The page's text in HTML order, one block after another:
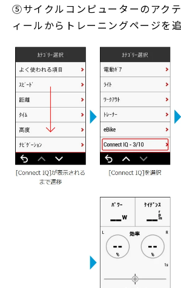
⑤サイクルコンピューターのアク
ィールからトレーニングページを追